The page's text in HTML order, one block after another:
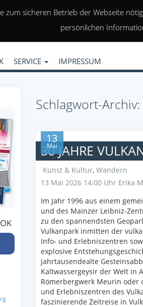
SERVICE IMPRESSUM
Schlagwort-
13
Mai
30 JAHRE
Kunst & Kultur, Wandern
13 Mai 2026 14:00 Uhr Erika
Im Jahr 1996 aus einem
und des Mainzer Leibniz-
zu den spannendsten
Vulkanpark inmitten der
Info- und Erlebniszentren
explosive
jahrtausendealte
Kaltwassergeysir der Welt in
Römerbergwerk Meurin oder
und Erlebniszentren des
faszinierende Zeitreise in
zum sicheren Betrieb der Webseite
persönlichen